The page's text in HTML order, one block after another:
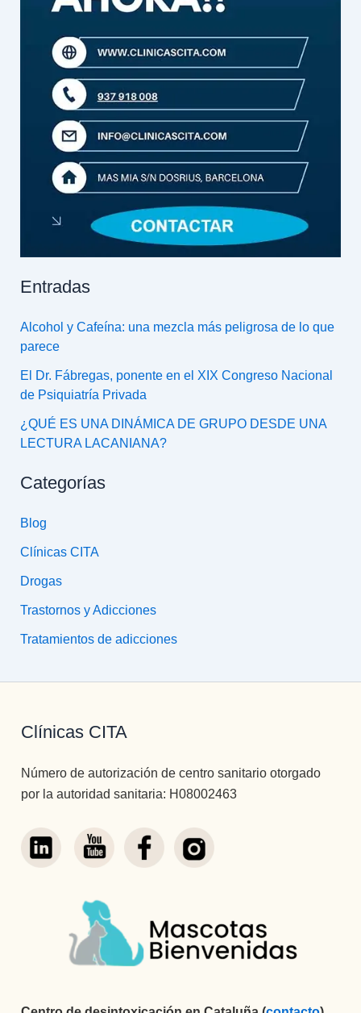
Entradas
Alcohol y Cafeína: una mezcla más peligrosa de lo que
parece
El Dr. Fábregas, ponente en el XIX Congreso Nacional
de Psiquiatría Privada
¿QUÉ ES UNA DINÁMICA DE GRUPO DESDE UNA
LECTURA LACANIANA?
Categorías
Blog
Clínicas CITA
Drogas
Trastornos y Adicciones
Tratamientos de adicciones
Clínicas CITA
Número de autorización de centro sanitario otorgado
por la autoridad sanitaria: H08002463